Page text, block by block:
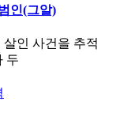
인(그알)
살인 사건을 추적
두